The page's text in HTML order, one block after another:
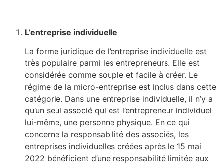
L’entreprise individuelle
La forme juridique de l’entreprise individuelle est
très populaire parmi les entrepreneurs. Elle est
considérée comme souple et facile à créer. Le
régime de la micro-entreprise est inclus dans cette
catégorie. Dans une entreprise individuelle, il n’y a
qu’un seul associé qui est l’entrepreneur individuel
lui-même, une personne physique. En ce qui
concerne la responsabilité des associés, les
entreprises individuelles créées après le 15 mai
2022 bénéficient d’une responsabilité limitée aux